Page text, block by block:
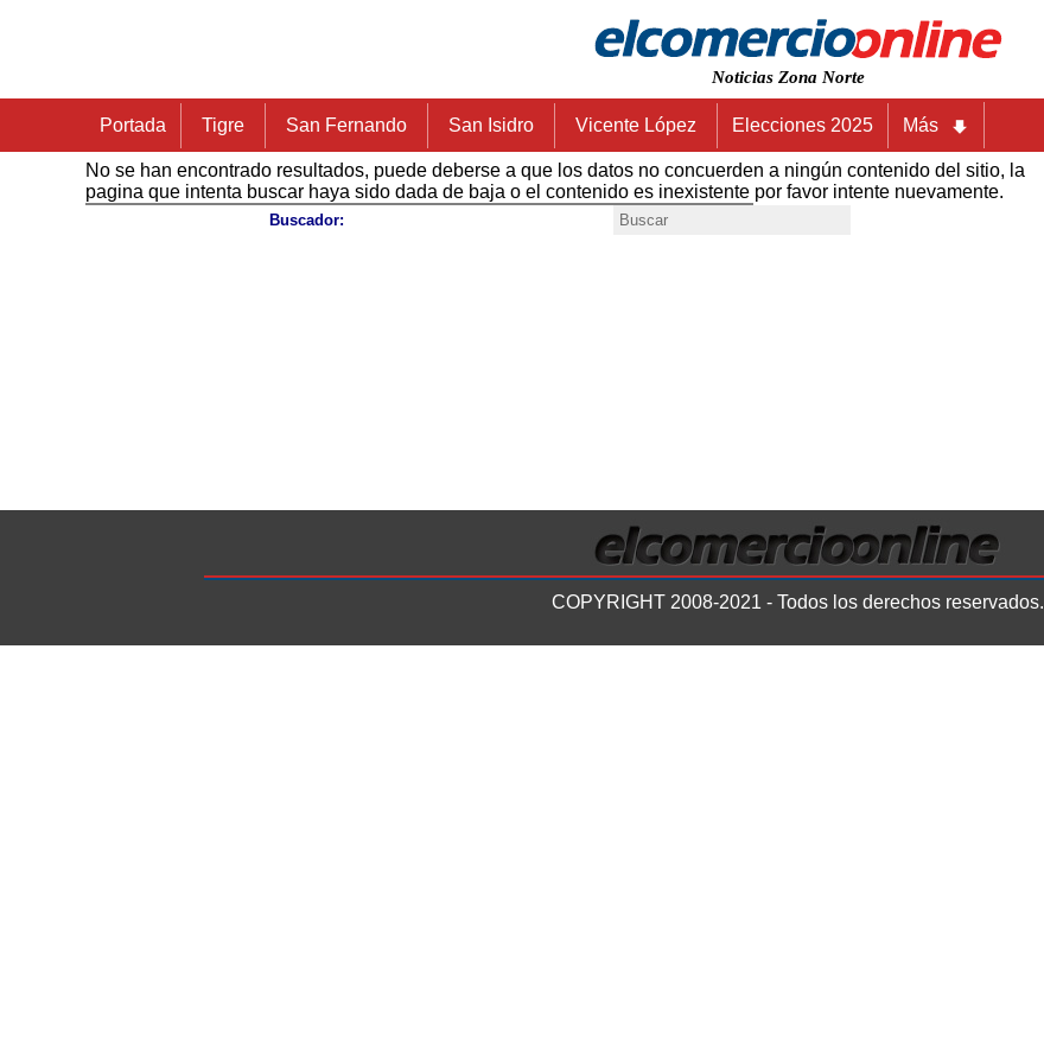
Noticias Zona Norte
Portada Tigre San Fernando San Isidro Vicente López Elecciones 2025 Más
No se han encontrado resultados, puede deberse a que los datos no concuerden a ningún contenido del sitio, la
pagina que intenta buscar haya sido dada de baja o el contenido es inexistente por favor intente nuevamente.
Buscador:
COPYRIGHT 2008-2021 - Todos los derechos reservados.